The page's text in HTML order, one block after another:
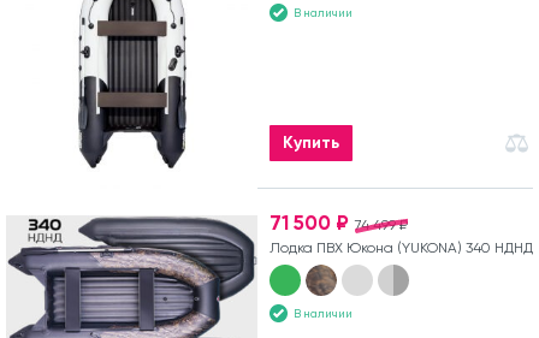
В наличии
Купить
74 499 ₽
71 500 ₽
Лодка ПВХ Юкона (YUKONA) 340 НДНД
В наличии